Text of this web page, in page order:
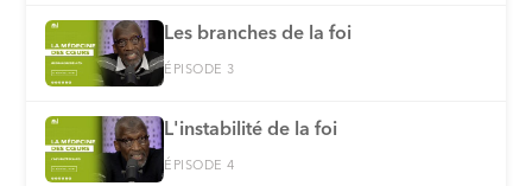
Les branches de la foi
ÉPISODE 3
L'instabilité de la foi
ÉPISODE 4